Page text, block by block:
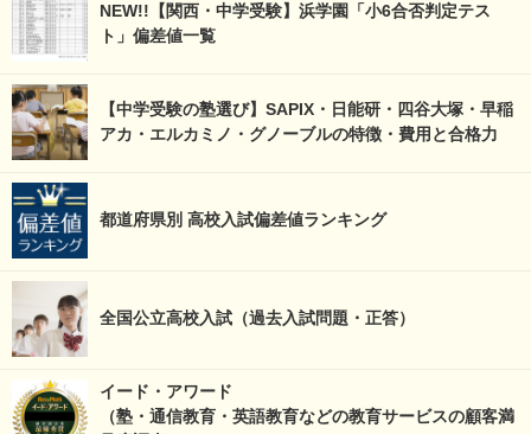
NEW!!【関西・中学受験】浜学園「小6合否判定テス
ト」偏差値一覧
【中学受験の塾選び】SAPIX・日能研・四谷大塚・早稲
アカ・エルカミノ・グノーブルの特徴・費用と合格力
都道府県別 高校入試偏差値ランキング
全国公立高校入試（過去入試問題・正答）
イード・アワード
（塾・通信教育・英語教育などの教育サービスの顧客満